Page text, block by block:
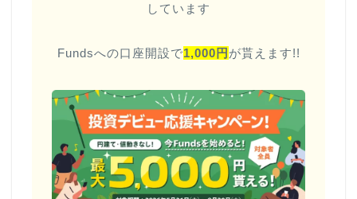
しています
Fundsへの口座開設で1,000円 が貰えます!!